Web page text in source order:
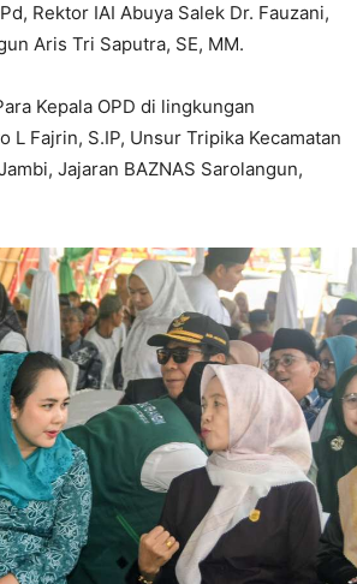
Rektor IAI Abuya Salek Dr. Fauzani,
Aris Tri Saputra, SE, MM.
Kepala OPD di lingkungan
L Fajrin, S.IP, Unsur Tripika Kecamatan
Jajaran BAZNAS Sarolangun,